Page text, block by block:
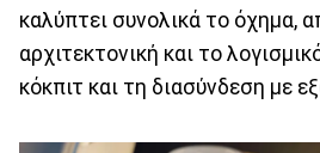
καλύπτει συνολικά το όχημα,
αρχιτεκτονική και το
κόκπιτ και τη διασύνδεση με